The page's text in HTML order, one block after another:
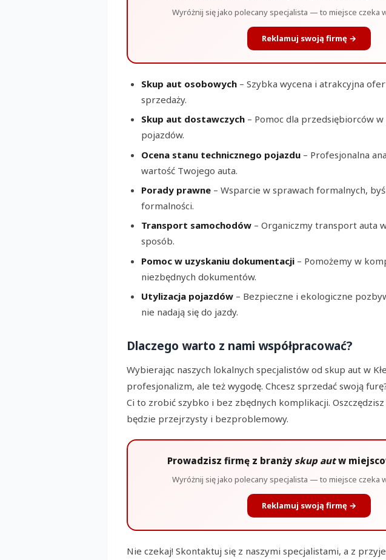
Wyróżnij się jako polecany specjalista — to miejsce czeka
Reklamuj swoją firmę →
Skup aut osobowych – Szybka wycena i atrakcyjna
sprzedaży.
Skup aut dostawczych – Pomoc dla przedsiębiorców
pojazdów.
Ocena stanu technicznego pojazdu – Profesjonalna
wartość Twojego auta.
Porady prawne – Wsparcie w sprawach formalnych,
formalności.
Transport samochodów – Organiczmy transport auta
sposób.
Pomoc w uzyskaniu dokumentacji – Pomożemy w
niezbędnych dokumentów.
Utylizacja pojazdów – Bezpieczne i ekologiczne
nie nadają się do jazdy.
Dlaczego warto z nami współpracować?
Wybierając naszych lokalnych specjalistów od skup aut w
profesjonalizm, ale też wygodę. Chcesz sprzedać swoją
Ci to zrobić szybko i bez zbędnych komplikacji. Oszczędzisz
będzie przejrzysty i bezproblemowy.
Prowadzisz firmę z branży skup autw
Wyróżnij się jako polecany specjalista — to miejsce czeka
Reklamuj swoją firmę →
Nie czekaj! Skontaktuj się z naszymi specjalistami, a z